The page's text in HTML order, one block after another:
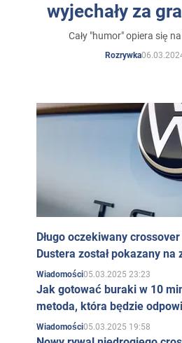
wyjechały za
lutego: Iryna
się tam
Cały "humor" opiera się
Rozrywka
Długo oczekiwany
Dustera został pokazany na
Wiadomości05.03.2025 23:23
Jak gotować buraki w 10
metoda, która będzie
Wiadomości05.03.2025 19:58